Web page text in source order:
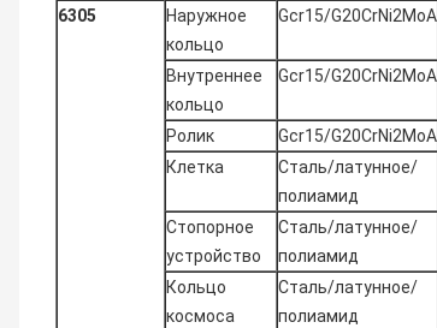
6305
Наружное
кольцо
Gcr15/G20CrNi2MoA
Внутреннее
кольцо
Gcr15/G20CrNi2MoA
Ролик
Gcr15/G20CrNi2MoA
Клетка
Сталь/латунное/
полиамид
Стопорное
устройство
Сталь/латунное/
полиамид
Кольцо
космоса
Сталь/латунное/
полиамид